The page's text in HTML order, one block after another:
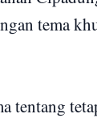
tema
tentang